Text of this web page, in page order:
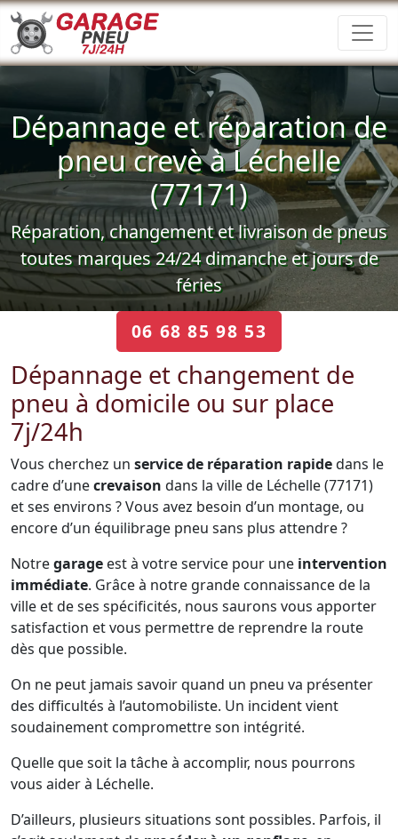
Dépannage et réparation de
pneu crevè à Léchelle
(77171)
Réparation, changement et livraison de pneus
toutes marques 24/24 dimanche et jours de
féries
06 68 85 98 53
Dépannage et changement de
pneu à domicile ou sur place
7j/24h
Vous cherchez un service de réparation rapidedans le
cadre d’unecrevaison dans la ville de Léchelle (77171)
et ses environs ? Vous avez besoin d’un montage, ou
encore d’un équilibrage pneu sans plus attendre ?
Notregarage est à votre service pour une intervention
immédiate. Grâce à notre grande connaissance de la
ville et de ses spécificités, nous saurons vous apporter
satisfaction et vous permettre de reprendre la route
dès que possible.
On ne peut jamais savoir quand un pneu va présenter
des difficultés à l’automobiliste. Un incident vient
soudainement compromettre son intégrité.
Quelle que soit la tâche à accomplir, nous pourrons
vous aider à Léchelle.
D’ailleurs, plusieurs situations sont possibles. Parfois, il